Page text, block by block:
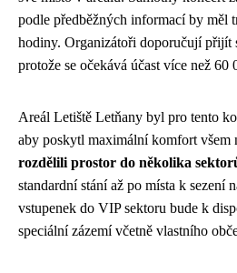
podle předběžných informací by měl
hodiny. Organizátoři doporučují přijít
protože se očekává účast více než 60
Areál Letiště Letňany byl pro tento
aby poskytl maximální komfort všem
rozdělili prostor do několika
standardní stání až po místa k sezení
vstupenek do VIP sektoru bude k
speciální zázemí včetně vlastního